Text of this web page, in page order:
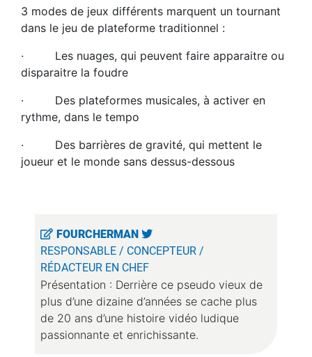
3 modes de jeux différents marquent un tournant
dans le jeu de plateforme traditionnel :
· Les nuages, qui peuvent faire apparaitre ou
disparaitre la foudre
· Des plateformes musicales, à activer en
rythme, dans le tempo
· Des barrières de gravité, qui mettent le
joueur et le monde sans dessus-dessous
FOURCHERMAN
RESPONSABLE / CONCEPTEUR /
RÉDACTEUR EN CHEF
Présentation : Derrière ce pseudo vieux de
plus d’une dizaine d’années se cache plus
de 20 ans d’une histoire vidéo ludique
passionnante et enrichissante.